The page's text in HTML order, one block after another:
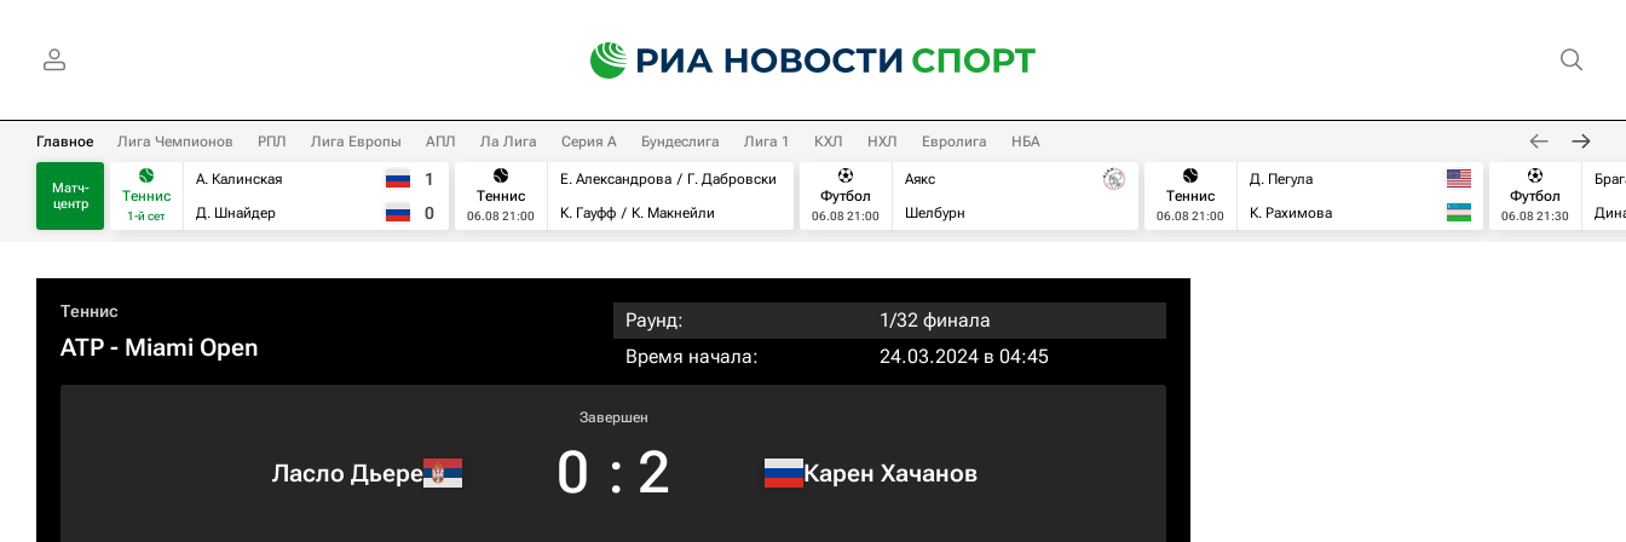
Главное Лига Чемпионов РПЛ Лига Европы АПЛ Ла Лига Серия А Бундеслига Лига 1 КХЛ НХЛ Евролига НБА
Матч-
центр
Теннис
1-й сет
А. Калинская
Д. Шнайдер
1
0
Теннис
06.08 21:00
Е. Александрова
Г. Дабровски
К. Гауфф
К. Макнейли
Футбол
06.08 21:00
Аякс
Шелбурн
Теннис
06.08 21:00
Д. Пегула
К. Рахимова
Футбол
06.08 21:30
Теннис
ATP - Miami Open
Раунд:
1/32 финала
Время начала:
24.03.2024 в 04:45
Ласло Дьере
Завершен
0 : 2 Карен Хачанов